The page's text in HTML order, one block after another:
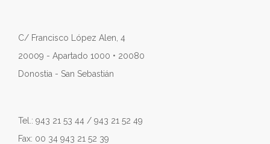
C/ Francisco López Alen, 4
20009 - Apartado 1000 • 20080
Donostia - San Sebastián
Tel.: 943 21 53 44 / 943 21 52 49
Fax: 00 34 943 21 52 39